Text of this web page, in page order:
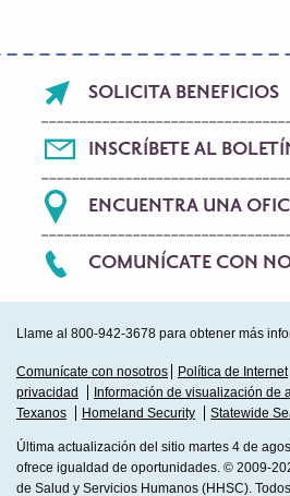
Footer
menu
SOLICITA BENEFICIOS
INSCRÍBETE AL
ENCUENTRA UNA
COMUNÍCATE CON
Llame al 800-942-3678 para obtener más
Sub
Footer
Comunícate con nosotros Política de Internet
privacidad
Información de visualización de
Texanos
Homeland Security Statewide
Última actualización del sitio martes 4 de
ofrece igualdad de oportunidades. © 2009-
de Salud y Servicios Humanos (HHSC).